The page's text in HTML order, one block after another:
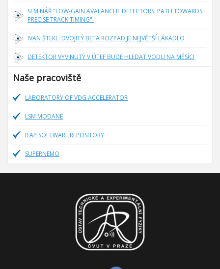
SEMINÁŘ "LOW-GAIN AVALANCHE DETECTORS: PATH TOWARDS
PRECISE TRACK TIMING"
IVAN ŠTEKL: DVOJITÝ BETA ROZPAD JE NEJVĚTŠÍ LÁKADLO
DETEKTOR VYVINUTÝ V ÚTEF BUDE HLEDAT VODU NA MĚSÍCI
Naše pracoviště
LABORATORY OF VDG ACCELERATOR
LSM MODANE
IEAP SOFTWARE REPOSITORY
SUPERNEMO